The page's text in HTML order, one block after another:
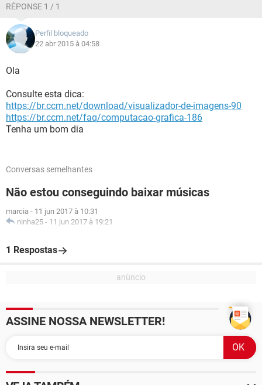
RÉPONSE 1 / 1
Perfil bloqueado
22 abr 2015 à 04:58
Ola
Consulte esta dica:
https://br.ccm.net/download/visualizador-de-imagens-90
https://br.ccm.net/faq/computacao-grafica-186
Tenha um bom dia
Conversas semelhantes
Não estou conseguindo baixar músicas
marcia - 11 jun 2017 à 10:31
ninha25 - 11 jun 2017 à 19:21
1 Respostas
ASSINE NOSSA NEWSLETTER!